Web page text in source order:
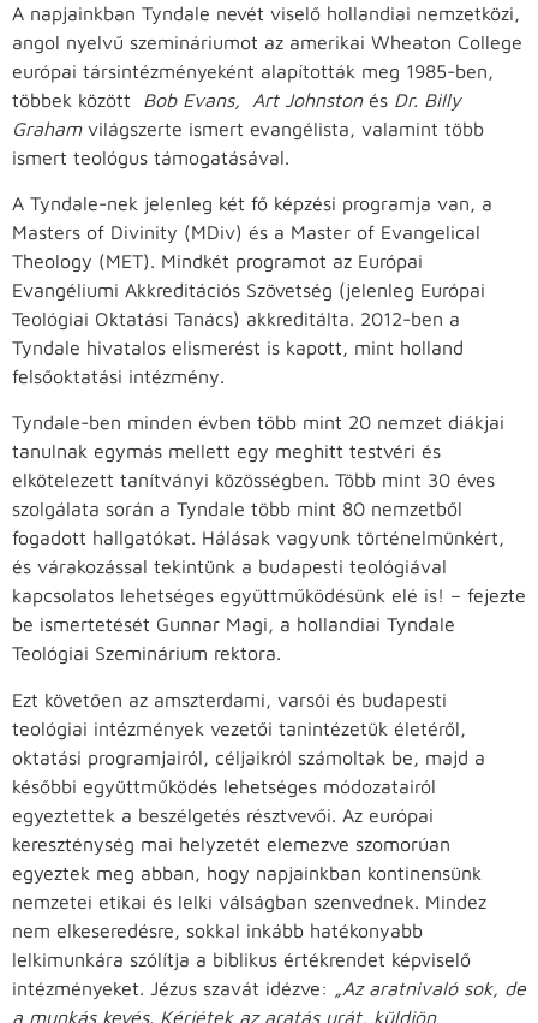
A napjainkban Tyndale nevét viselő hollandiai nemzetközi,
angol nyelvű szemináriumot az amerikai Wheaton College
európai társintézményeként alapították meg 1985-ben,
többek között Bob Evans, Art Johnstonés Dr. Billy
Grahamvilágszerte ismert evangélista, valamint több
ismert teológus támogatásával.
A Tyndale-nek jelenleg két fő képzési programja van, a
Masters of Divinity (MDiv) és a Master of Evangelical
Theology (MET). Mindkét programot az Európai
Evangéliumi Akkreditációs Szövetség (jelenleg Európai
Teológiai Oktatási Tanács) akkreditálta. 2012-ben a
Tyndale hivatalos elismerést is kapott, mint holland
felsőoktatási intézmény.
Tyndale-ben minden évben több mint 20 nemzet diákjai
tanulnak egymás mellett egy meghitt testvéri és
elkötelezett tanítványi közösségben. Több mint 30 éves
szolgálata során a Tyndale több mint 80 nemzetből
fogadott hallgatókat. Hálásak vagyunk történelmünkért,
és várakozással tekintünk a budapesti teológiával
kapcsolatos lehetséges együttműködésünk elé is! – fejezte
be ismertetését Gunnar Magi, a hollandiai Tyndale
Teológiai Szeminárium rektora.
Ezt követően az amszterdami, varsói és budapesti
teológiai intézmények vezetői tanintézetük életéről,
oktatási programjairól, céljaikról számoltak be, majd a
későbbi együttműködés lehetséges módozatairól
egyeztettek a beszélgetés résztvevői. Az európai
kereszténység mai helyzetét elemezve szomorúan
egyeztek meg abban, hogy napjainkban kontinensünk
nemzetei etikai és lelki válságban szenvednek. Mindez
nem elkeseredésre, sokkal inkább hatékonyabb
lelkimunkára szólítja a biblikus értékrendet képviselő
intézményeket. Jézus szavát idézve: „Az aratnivaló sok, de
a munkás kevés. Kérjétek az aratás urát, küldjön